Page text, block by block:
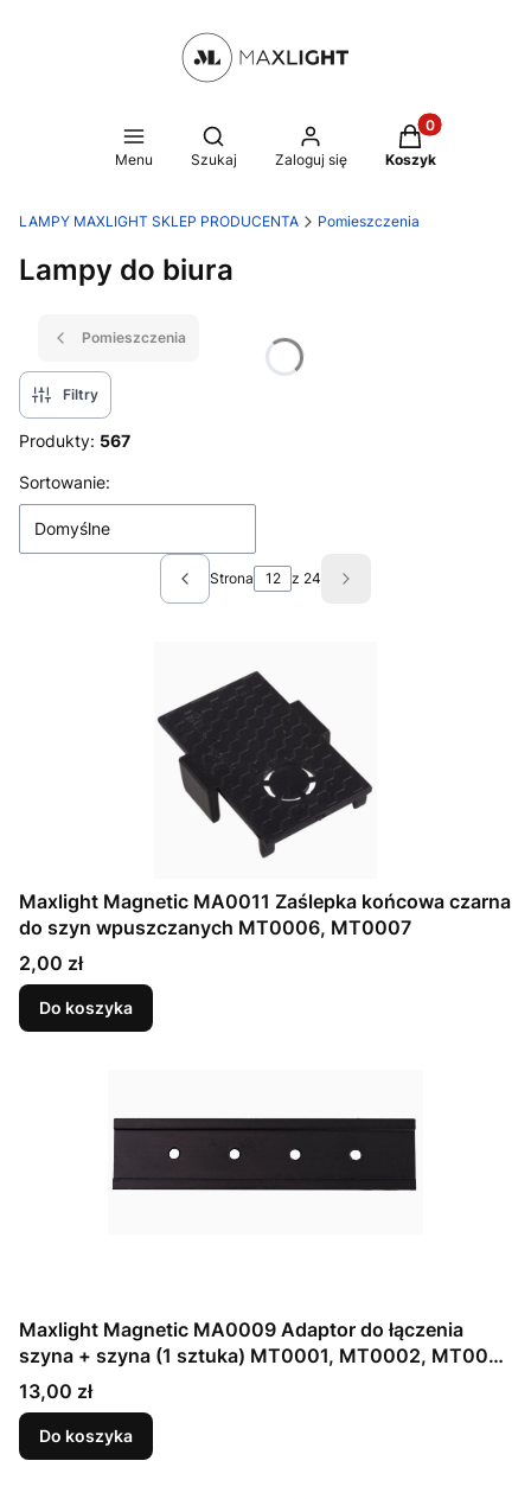
Menu
Otwórz wyszukiwarkę
Szukaj Zaloguj się
Produkty w
Koszyk
LAMPY MAXLIGHT SKLEP PRODUCENTA Pomieszczenia
Lampy do biura
Pomieszczenia
Filtry
Produkty: 567
Lista produktów
Sortowanie:
Domyślne
Poprzednie produkty
Strona z 24 Następne produkty
Maxlight Magnetic MA0011 Zaślepka końcowa czarna
do szyn wpuszczanych MT0006, MT0007
Cena
2,00 zł
Do koszyka
Maxlight Magnetic MA0009 Adaptor do łączenia
szyna + szyna (1 sztuka) MT0001, MT0002, MT0011,
MT0012
Cena
13,00 zł
Do koszyka